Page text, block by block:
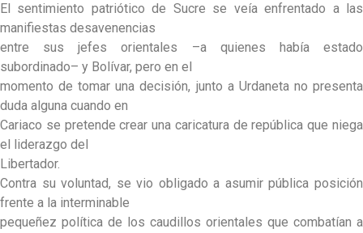
El sentimiento patriótico de Sucre se veía enfrentado a las
manifiestas desavenencias
entre sus jefes orientales –a quienes había estado
subordinado– y Bolívar, pero en el
momento de tomar una decisión, junto a Urdaneta no presenta
duda alguna cuando en
Cariaco se pretende crear una caricatura de república que niega
el liderazgo del
Libertador.
Contra su voluntad, se vio obligado a asumir pública posición
frente a la interminable
pequeñez política de los caudillos orientales que combatían a